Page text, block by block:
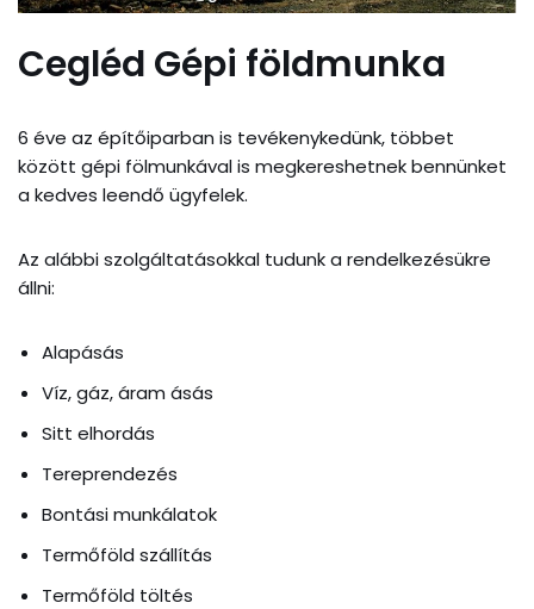
Cegléd Gépi földmunka
6 éve az építőiparban is tevékenykedünk, többet
között gépi fölmunkával is megkereshetnek bennünket
a kedves leendő ügyfelek.
Az alábbi szolgáltatásokkal tudunk a rendelkezésükre
állni:
Alapásás
Víz, gáz, áram ásás
Sitt elhordás
Tereprendezés
Bontási munkálatok
Termőföld szállítás
Termőföld töltés